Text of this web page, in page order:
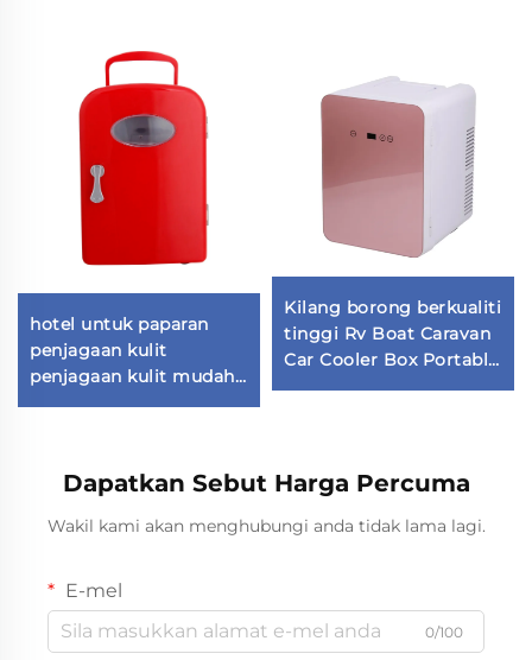
hotel untuk paparan
penjagaan kulit
penjagaan kulit mudah
Kilang borong berkualiti
tinggi Rv Boat Caravan
Car Cooler Box Portable
12v Refrigerator
Dapatkan Sebut Harga Percuma
Wakil kami akan menghubungi anda tidak lama lagi.
E-mel
0/100